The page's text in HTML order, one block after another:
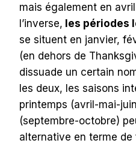
mais également en
l’inverse, les périodes
se situent en janvier,
(en dehors de
dissuade un certain
les deux, les saisons
printemps (avril-mai-
(septembre-octobre)
alternative en terme de